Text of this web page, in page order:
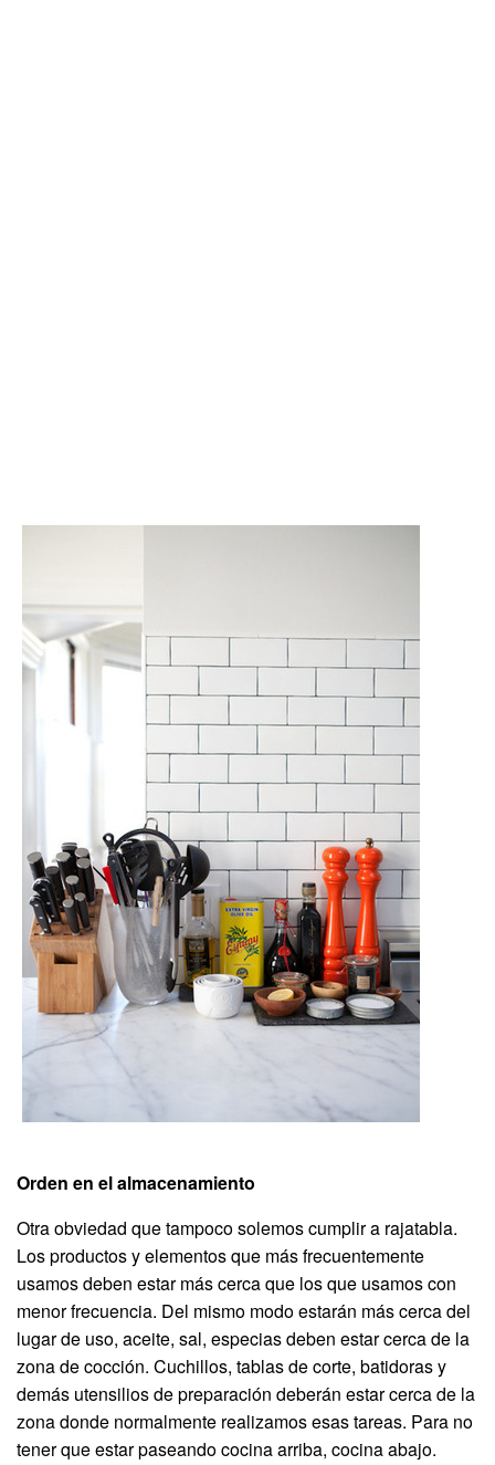
Orden en el almacenamiento
Otra obviedad que tampoco solemos cumplir a rajatabla.
Los productos y elementos que más frecuentemente
usamos deben estar más cerca que los que usamos con
menor frecuencia. Del mismo modo estarán más cerca del
lugar de uso, aceite, sal, especias deben estar cerca de la
zona de cocción. Cuchillos, tablas de corte, batidoras y
demás utensilios de preparación deberán estar cerca de la
zona donde normalmente realizamos esas tareas. Para no
tener que estar paseando cocina arriba, cocina abajo.